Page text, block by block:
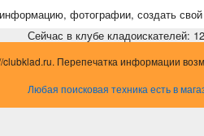
фотографии, создать свой
Сейчас в клубе кладоискателей:
Перепечатка информации
Любая поисковая техника есть в